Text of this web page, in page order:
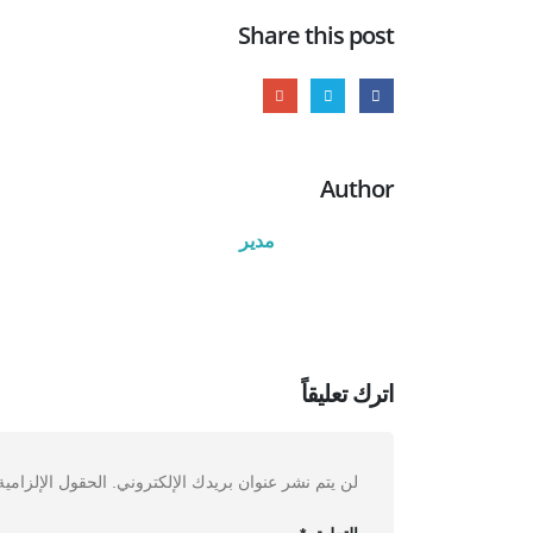
Share this post
Author
مدیر
اترك تعليقاً
لن يتم نشر عنوان بريدك الإلكتروني. الحقول